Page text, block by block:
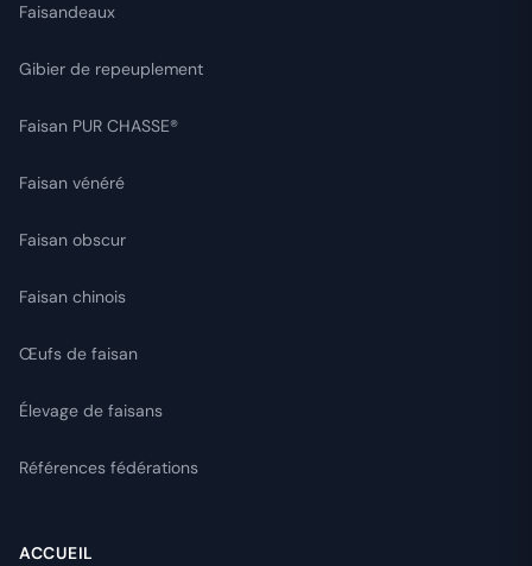
Faisandeaux
Gibier de repeuplement
Faisan PUR CHASSE®
Faisan vénéré
Faisan obscur
Faisan chinois
Œufs de faisan
Élevage de faisans
Références fédérations
ACCUEIL